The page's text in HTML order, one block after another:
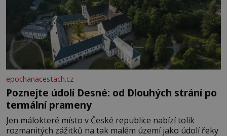
epochanacestach.cz
Poznejte údolí Desné: od Dlouhých strání po
termální prameny
Jen málokteré místo v České republice nabízí tolik
rozmanitých zážitků na tak malém území jako údolí řeky